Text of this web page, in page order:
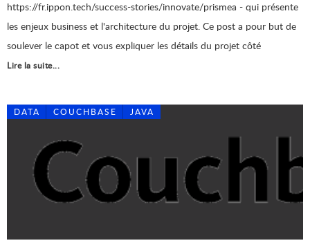
https://fr.ippon.tech/success-stories/innovate/prismea - qui présente
les enjeux business et l'architecture du projet. Ce post a pour but de
soulever le capot et vous expliquer les détails du projet côté
Lire la suite...
DATA COUCHBASE JAVA